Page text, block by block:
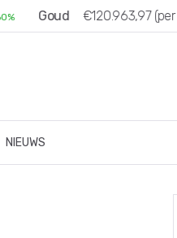
Goud €120.963,97 (per kg)
NIEUWS